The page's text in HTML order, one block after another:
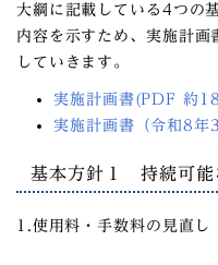
大綱に記載している4つの
内容を示すため、実施計
していきます。
実施計画書(PDF 約
実施計画書（令和8
基本方針１ 持続可能
1.使用料・手数料の見直し